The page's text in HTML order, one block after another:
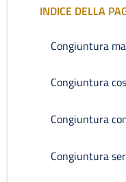
INDICE DELLA
Congiuntura
Congiuntura
Congiuntura
Congiuntura